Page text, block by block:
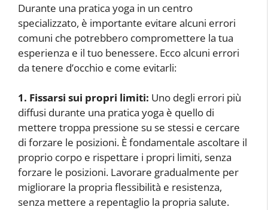
Durante una pratica yoga in un centro
specializzato, è importante evitare alcuni errori
comuni che potrebbero compromettere la tua
esperienza e il tuo benessere. Ecco alcuni errori
da tenere d’occhio e come evitarli:
1. Fissarsi sui propri limiti: Uno degli errori più
diffusi durante una pratica yoga è quello di
mettere troppa pressione su se stessi e cercare
di forzare le posizioni. È fondamentale ascoltare il
proprio corpo e rispettare i propri limiti, senza
forzare le posizioni. Lavorare gradualmente per
migliorare la propria flessibilità e resistenza,
senza mettere a repentaglio la propria salute.